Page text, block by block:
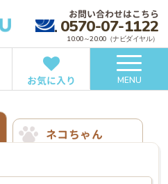
お問い合わせはこちら
0570-07-1122
10:00～20:00（ナビダイヤル）
お気に入り MENU
ネコちゃん